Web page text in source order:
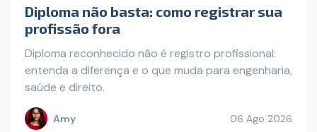
Diploma não basta: como registrar sua
profissão fora
Diploma reconhecido não é registro profissional:
entenda a diferença e o que muda para engenharia,
saúde e direito.
Amy 06 Ago 2026